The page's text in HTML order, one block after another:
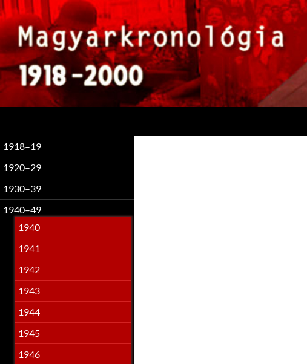
1918–19
1920–29
1930–39
1940–49
1940
1941
1942
1943
1944
1945
1946